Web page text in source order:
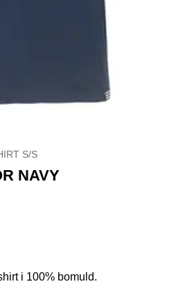
S/S
NAVY
i 100% bomuld.